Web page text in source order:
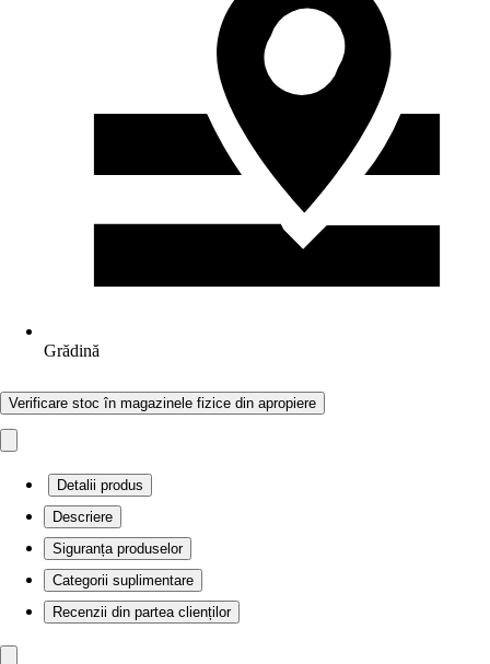
Grădină
Verificare stoc în magazinele fizice din apropiere
Detalii produs
Descriere
Siguranța produselor
Categorii suplimentare
Recenzii din partea clienților